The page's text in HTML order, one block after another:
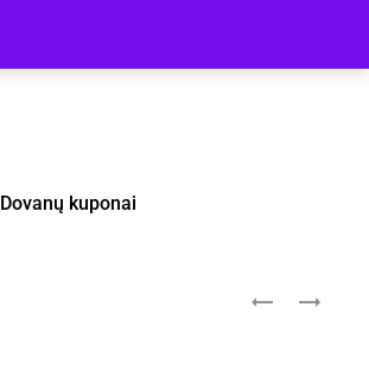
Dovanų kuponai